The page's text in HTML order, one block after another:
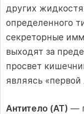
других
определенного
секреторные
выходят за
просвет
являясь
Антитело (АТ) —